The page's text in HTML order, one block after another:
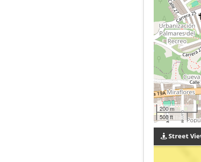
200 m
500 ft
Street